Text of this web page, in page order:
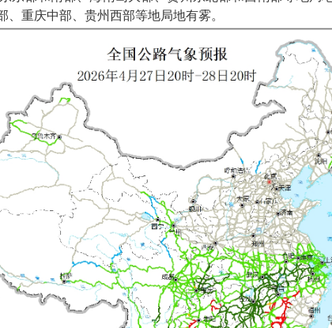
重庆中部、贵州西部等地局地有雾。